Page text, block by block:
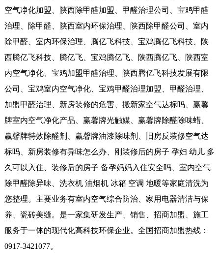
空气净化加盟、陕西除甲醛加盟、甲醛治理公司、宝鸡甲醛
治理、除甲醛、陕西室内环保治理、陕西除甲醛公司、室内
除甲醛、室内环保治理、腾亿飞科技、宝鸡腾亿飞科技、陕
西腾亿飞科技、腾亿飞、宝鸡腾亿飞、陕西腾亿飞、陕西室
内空气净化、宝鸡加盟甲醛治理、陕西腾亿飞科技发展有限
公司、宝鸡室内空气净化、宝鸡甲醛治理加盟、甲醛治理、
加盟甲醛治理、新房装修的危害、搬新家空气达标吗、赢馨
牌室内空气净化产品、赢馨牌光触媒、赢馨牌除醛除味蜡、
赢馨牌特效除醛剂、赢馨牌油漆除味剂、旧房反装修空气达
标吗、新房装修有异味怎么办、刚装修后的房子 孕妇 幼儿 多
久可以入住、装修后的房子 备孕妈妈入住安全吗、室内空气
除甲醛除异味、洗衣机 油烟机 冰箱 空调 地暖等家庭清洗为
您整理。主要业务有室内空气综合防治、家用电器清洁与保
养、瓷砖美缝。是一家集研发生产、销售、招商加盟、施工
服务于一体的现代化高科技环保企业。全国招商加盟热线：
0917-3421077。